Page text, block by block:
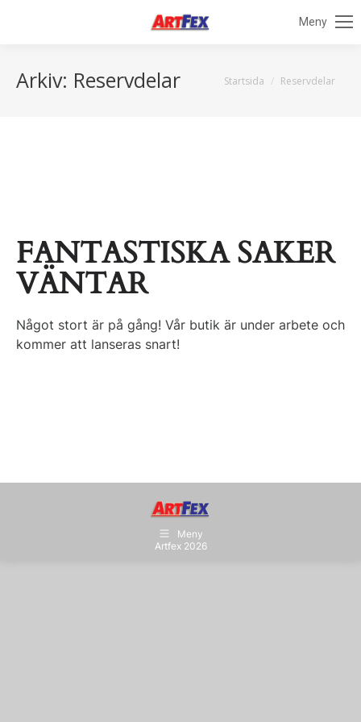
Meny
Arkiv: Reservdelar Du är här:
Startsida Reservdelar
FANTASTISKA SAKER
VÄNTAR
Något stort är på gång! Vår butik är under arbete och
kommer att lanseras snart!
Meny
Artfex 2026